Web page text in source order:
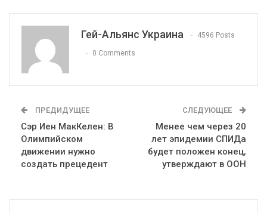
Гей-Альянс Украина 4596 Posts
0 Comments
ПРЕДИДУЩЕЕ
Сэр Иен МакКелен: В
Олимпийском
движении нужно
создать прецедент
СЛЕДУЮЩЕЕ
Менее чем через 20
лет эпидемии СПИДа
будет положен конец,
утверждают в ООН